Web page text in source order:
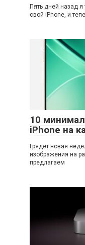
Пять дней назад я
свой iPhone, и
10
iPhone на
Грядет новая
изображения на
предлагаем